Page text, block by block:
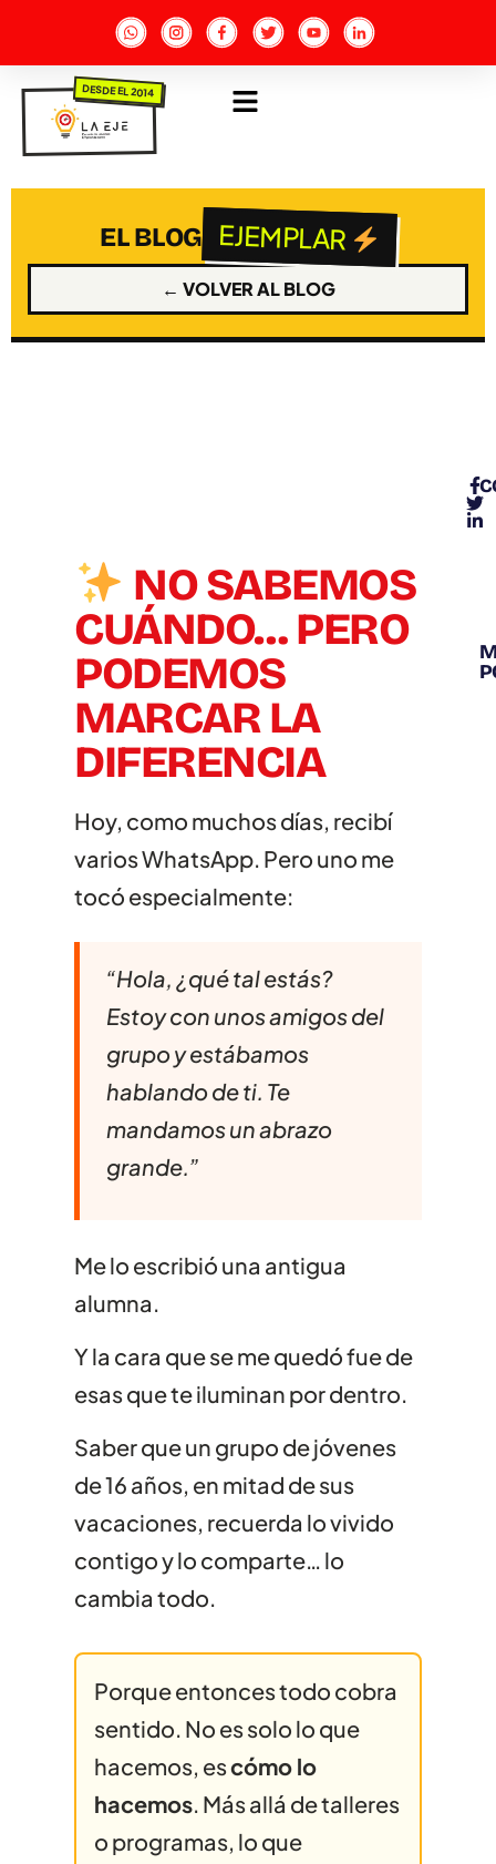
DESDE EL 2014
← VOLVER AL BLOG
EL BLOG EJEMPLAR
NO SABEMOS
CUÁNDO… PERO
PODEMOS
MARCAR LA
DIFERENCIA
Hoy, como muchos días, recibí
varios WhatsApp. Pero uno me
tocó especialmente:
“Hola, ¿qué tal estás?
Estoy con unos amigos del
grupo y estábamos
hablando de ti. Te
mandamos un abrazo
grande.”
Me lo escribió una antigua
alumna.
Y la cara que se me quedó fue de
esas que te iluminan por dentro.
Saber que un grupo de jóvenes
de 16 años, en mitad de sus
vacaciones, recuerda lo vivido
contigo y lo comparte… lo
cambia todo.
Porque entonces todo cobra
sentido. No es solo lo que
hacemos, escómo lo
hacemos. Más allá de talleres
o programas, lo que
RECONOCIMIENTOS